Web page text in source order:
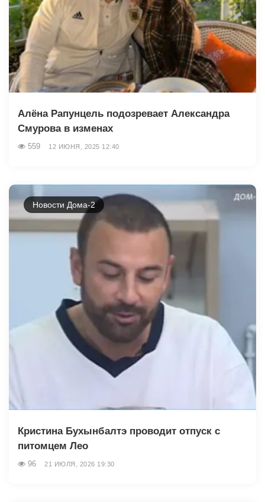
Алёна Рапунцель подозревает Александра
Смурова в изменах
559 12 ИЮНЯ, 2025 12:40
Новости Дома-2
Кристина Бухынбалтэ проводит отпуск с
питомцем Лео
96 21 ИЮЛЯ, 2026 19:30